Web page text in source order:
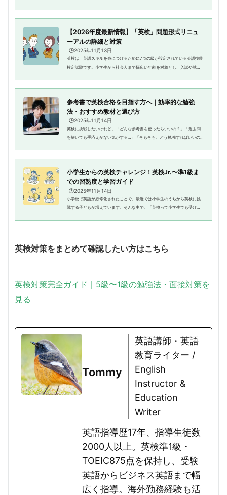
【2026年度最新情報】「英検」問題形式リニュ
ーアルの詳細と対策
🕒️2025年11月13日
英検は、英語スキルを身につけるために7つの級が設定されている英語技能
検定試験です。小学生から社会人まで幅広い年齢を対象とし、入試や就職
参考書で英検合格を目指す方へ｜効率的な勉強
法・おすすめ教材と選び方
🕒️2025年11月14日
英検に挑戦したいけれど、「どんな参考書を使ったらいいの？」「過去問
を解いても手応えがない気がする…」「そもそも、どう勉強すればいいの
小学生からの英検チャレンジ！英検Jr.〜準1級ま
での習熟度と学習ガイド
🕒️2025年11月14日
小学校で英語が必修化されたことで、最近では小学生のうちから英検に挑
戦する子どもが増えています。そんな中で、「英検って小学生でも受けら
英検対策をまとめて確認したい方はこちら
英検対策完全ガイド｜5級〜1級の勉強法・面接対策を
見る
Tommy
英語講師・英語
教育ライター /
English
Instructor &
Education
Writer
英語指導歴17年、指導生徒数
2000人以上。英検準1級・
TOEIC875点を保持し、受験
英語からビジネス英語まで幅
広く指導。海外勤務経験も活